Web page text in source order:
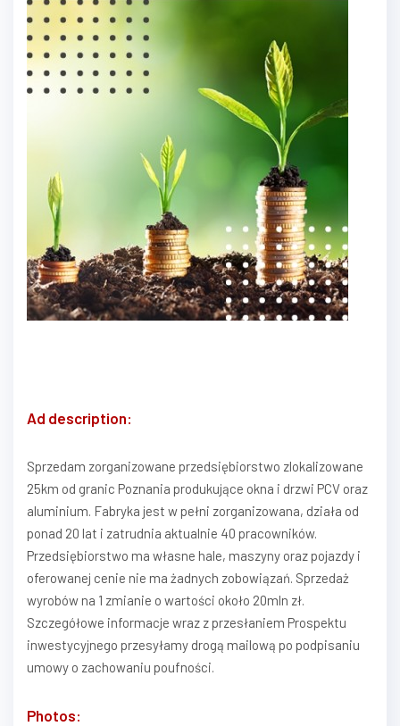
Ad description:
Sprzedam zorganizowane przedsiębiorstwo zlokalizowane
25km od granic Poznania produkujące okna i drzwi PCV oraz
aluminium. Fabryka jest w pełni zorganizowana, działa od
ponad 20 lat i zatrudnia aktualnie 40 pracowników.
Przedsiębiorstwo ma własne hale, maszyny oraz pojazdy i
oferowanej cenie nie ma żadnych zobowiązań. Sprzedaż
wyrobów na 1 zmianie o wartości około 20mln zł.
Szczegółowe informacje wraz z przesłaniem Prospektu
inwestycyjnego przesyłamy drogą mailową po podpisaniu
umowy o zachowaniu poufności.
Photos: